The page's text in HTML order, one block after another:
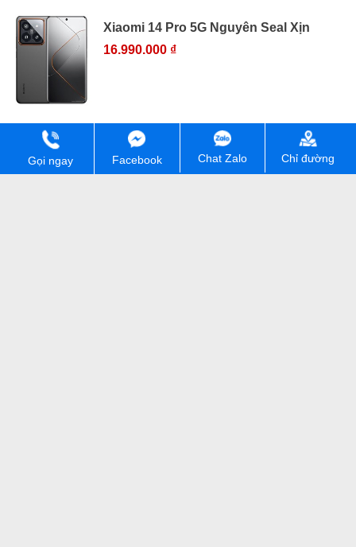
Xiaomi 14 Pro 5G Nguyên Seal Xịn
16.990.000 ₫
Gọi ngay Facebook Chat Zalo Chỉ đường